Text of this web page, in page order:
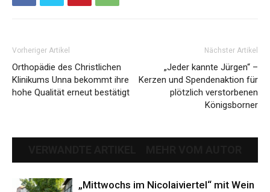
Vorheriger Artikel
Orthopädie des Christlichen
Klinikums Unna bekommt ihre
hohe Qualität erneut bestätigt
Nächster Artikel
„Jeder kannte Jürgen“ –
Kerzen und Spendenaktion für
plötzlich verstorbenen
Königsborner
„Mittwochs im Nicolaiviertel“ mit Wein